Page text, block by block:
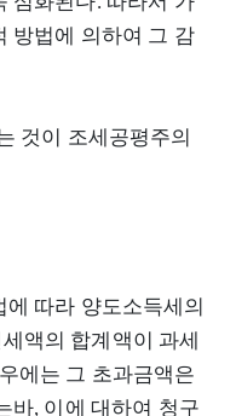
방법에 의하여 그 감
것이 조세공평주의
따라 양도소득세의
액의 합계액이 과세
에는 그 초과금액은
바, 이에 대하여 청구